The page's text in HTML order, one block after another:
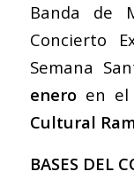
Banda de
Concierto
Semana
eneroen el
Cultural
BASES DEL